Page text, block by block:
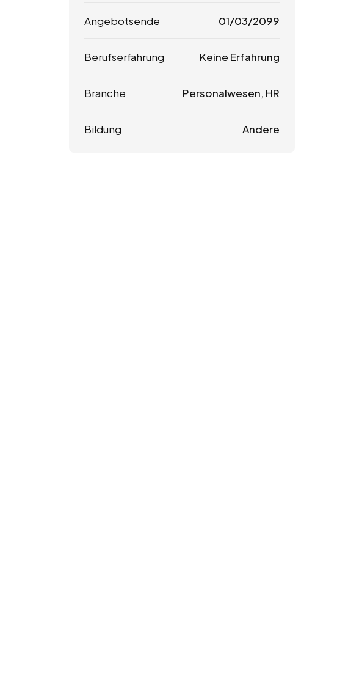
Angebotsende 01/03/2099
Berufserfahrung Keine Erfahrung
Branche Personalwesen, HR
Bildung Andere